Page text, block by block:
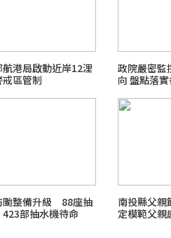
就是想討摸？先
港局啟動近岸12浬
區管制
政院嚴密監
向 盤點落
呼籲民眾注
進入山區海
颱整備升級 88座抽
部抽水機待命
南投縣父親
定模範父親